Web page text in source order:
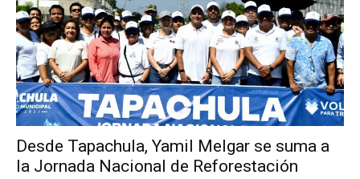
Desde Tapachula, Yamil Melgar se suma a
la Jornada Nacional de Reforestación